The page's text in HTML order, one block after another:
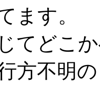
ます。
てどこ
方不明